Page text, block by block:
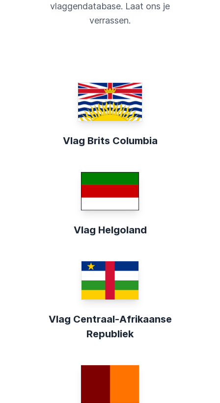
vlaggendatabase. Laat ons je
verrassen.
Vlag Brits Columbia
Vlag Helgoland
Vlag Centraal-Afrikaanse
Republiek